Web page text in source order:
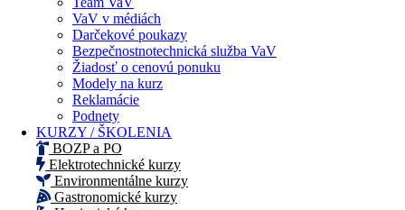
VaV v médiách
Darčekové poukazy
Bezpečnostnotechnická služba VaV
Žiadosť o cenovú ponuku
Modely na kurz
Reklamácie
Podnety
KURZY / ŠKOLENIA
BOZP a PO
Elektrotechnické kurzy
Environmentálne kurzy
Gastronomické kurzy